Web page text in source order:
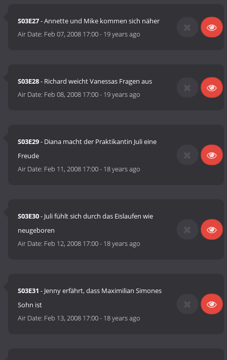
S03E27- Annette und Mike kommen sich näher
Air Date: Feb 07, 2008 17:00- 19 years ago
S03E28- Richard weicht Vanessas Fragen aus
Air Date: Feb 08, 2008 17:00- 19 years ago
S03E29- Diana macht der Praktikantin Juli eine
Freude
Air Date: Feb 11, 2008 17:00- 18 years ago
S03E30- Juli fühlt sich durch das Eislaufen wie
neugeboren
Air Date: Feb 12, 2008 17:00- 18 years ago
S03E31 - Jenny erfährt, dass Maximilian Simones
Sohn ist
Air Date: Feb 13, 2008 17:00- 18 years ago